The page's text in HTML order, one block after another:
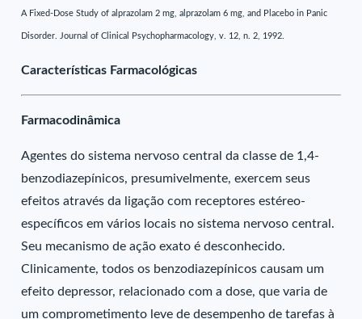
A Fixed-Dose Study of alprazolam 2 mg, alprazolam 6 mg, and Placebo in Panic
Disorder. Journal of Clinical Psychopharmacology, v. 12, n. 2, 1992.
Características Farmacológicas
Farmacodinâmica
Agentes do sistema nervoso central da classe de 1,4-
benzodiazepínicos, presumivelmente, exercem seus
efeitos através da ligação com receptores estéreo-
específicos em vários locais no sistema nervoso central.
Seu mecanismo de ação exato é desconhecido.
Clinicamente, todos os benzodiazepínicos causam um
efeito depressor, relacionado com a dose, que varia de
um comprometimento leve de desempenho de tarefas à